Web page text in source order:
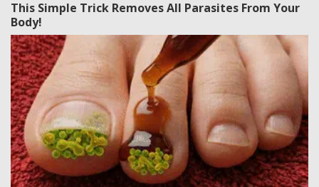
This Simple Trick Removes All Parasites From Your
Body!